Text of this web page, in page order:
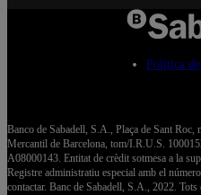
Política
Banco de Sabadell, S.A., Plaça de Sant
Mercantil de Barcelona, tom/I.R.U.S.
A08000143. Entitat de crèdit sotmesa a la
Registre administratiu especial amb el
contactar. Banc de Sabadell, S.A., 2022. Tots